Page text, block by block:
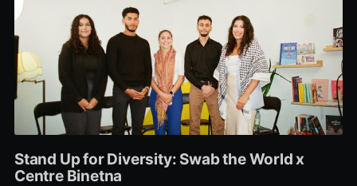
Stand Up for Diversity: Swab the World x
Centre Binetna